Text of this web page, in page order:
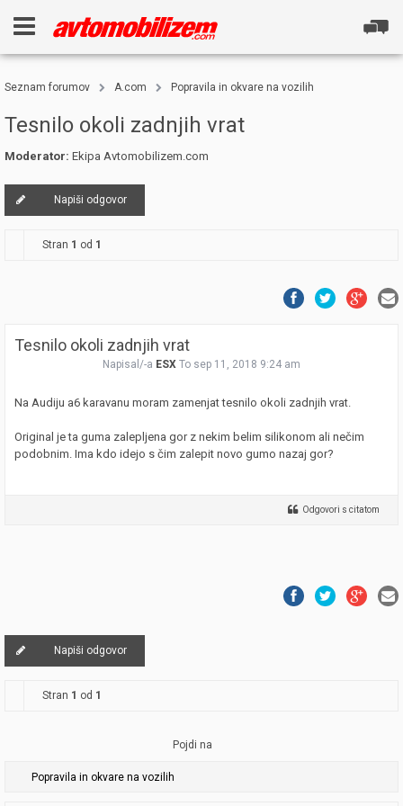
Seznam forumov A.com Popravila in okvare na vozilih
Tesnilo okoli zadnjih vrat
Moderator: Ekipa Avtomobilizem.com
Napiši odgovor
Stran 1 od 1
Tesnilo okoli zadnjih vrat
Napisal/-a ESX To sep 11, 2018 9:24 am
Na Audiju a6 karavanu moram zamenjat tesnilo okoli zadnjih vrat.
Original je ta guma zalepljena gor z nekim belim silikonom ali nečim
podobnim. Ima kdo idejo s čim zalepit novo gumo nazaj gor?
Odgovori s citatom
Napiši odgovor
Stran 1 od 1
Pojdi na